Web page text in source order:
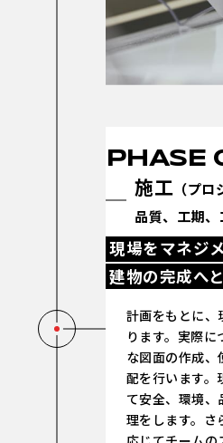
PHASE
施工 （プ
品質、工期、
現場をマネジ
建物の完成へ
計画をもとに、
ります。実際
な図面の作成
配を行います。
て安全、環境
理をします。さ